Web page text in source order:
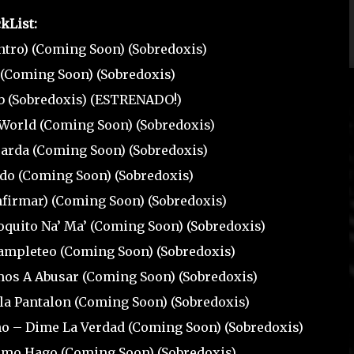
(Coming Soon) (Sobredoxis)
Soon) (Sobredoxis)
(ESTRENADO!)
(Coming Soon) (Sobredoxis)
(Coming Soon) (Sobredoxis)
(Coming Soon) (Sobredoxis)
(Coming Soon) (Sobredoxis)
Na’ Ma’ (Coming Soon) (Sobredoxis)
(Coming Soon) (Sobredoxis)
A Abusar (Coming Soon) (Sobredoxis)
Pantalon (Coming Soon) (Sobredoxis)
– Dime La Verdad (Coming Soon) (Sobredoxis)